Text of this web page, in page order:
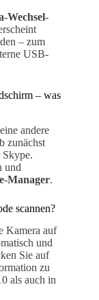
Wechsel-
– zum
USB-
– was
andere
zunächst
Skype.
und
Manager.
scannen?
Kamera auf
und
Sie auf
zu
als auch in